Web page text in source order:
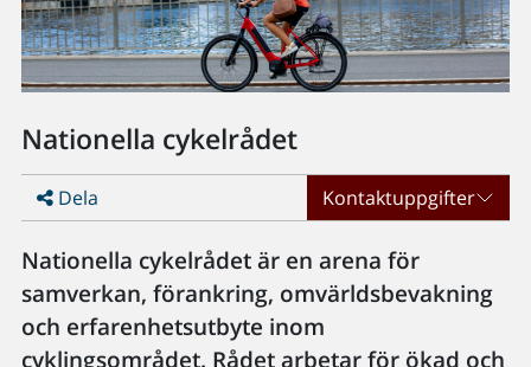
Nationella cykelrådet
Dela Kontaktuppgifter
Nationella cykelrådet är en arena för
samverkan, förankring, omvärldsbevakning
och erfarenhetsutbyte inom
cyklingsområdet. Rådet arbetar för ökad och